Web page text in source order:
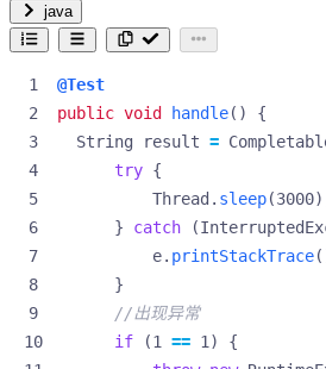
java
@Test
public void handle()
{
String
result =
try {
Thread . sleep(3000
}
catch (
e. printStackTrace
}
//出现异常
if
(1 == 1 )
{